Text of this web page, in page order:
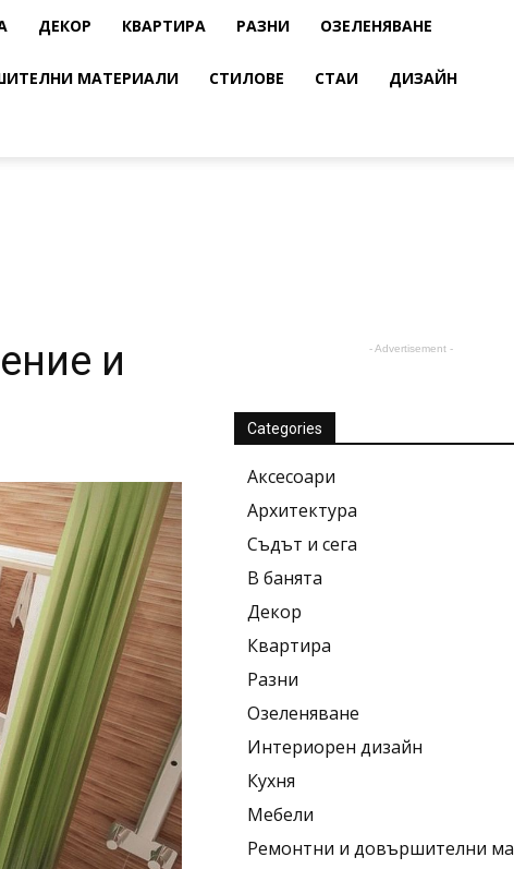
ДЕКОР КВАРТИРА РАЗНИ ОЗЕЛЕНЯВАНЕ
МАТЕРИАЛИ СТИЛОВЕ СТАИ ДИЗАЙН
и
- Advertisement -
Categories
Аксесоари
Архитектура
Съдът и сега
В банята
Декор
Квартира
Разни
Озеленяване
Интериорен дизайн
Кухня
Мебели
Ремонтни и довършителни